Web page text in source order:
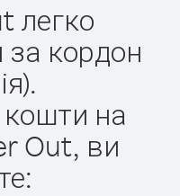
легко
кордон
на
Out, ви